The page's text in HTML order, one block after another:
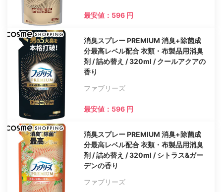
最安値：596 円
消臭スプレー PREMIUM 消臭+除菌成
分最高レベル配合 衣類・布製品用消臭
剤 / 詰め替え / 320ml / クールアクアの
香り
ファブリーズ
最安値：596 円
消臭スプレー PREMIUM 消臭+除菌成
分最高レベル配合 衣類・布製品用消臭
剤 / 詰め替え / 320ml / シトラス&ガー
デンの香り
ファブリーズ